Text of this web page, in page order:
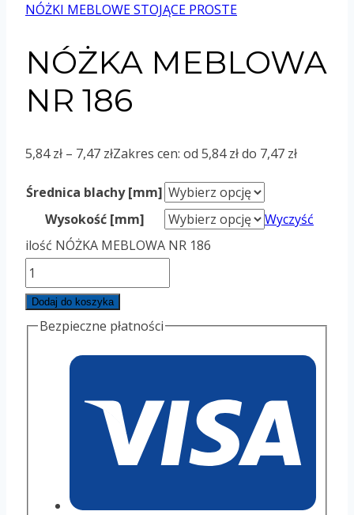
NÓŻKI MEBLOWE STOJĄCE PROSTE
NÓŻKA MEBLOWA
NR 186
5,84zł – 7,47 złZakres cen: od 5,84 zł do 7,47 zł
Średnica blachy [mm]
Wysokość [mm]
Wyczyść
ilość NÓŻKA MEBLOWA NR 186
Dodaj do koszyka
Bezpieczne płatności